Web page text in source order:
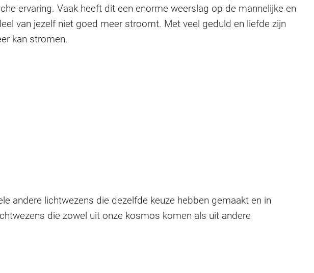
ervaring. Vaak heeft dit een enorme weerslag op de mannelijke en
van jezelf niet goed meer stroomt. Met veel geduld en liefde zijn
kan stromen.
andere lichtwezens die dezelfde keuze hebben gemaakt en in
die zowel uit onze kosmos komen als uit andere